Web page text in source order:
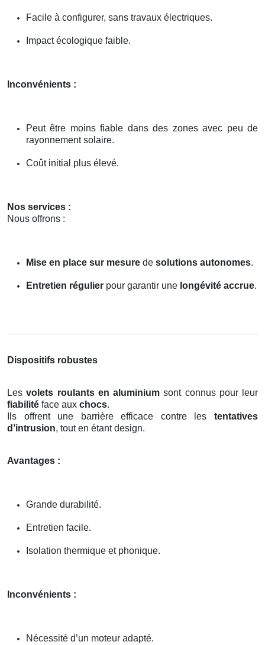
Facile à configurer, sans travaux électriques.
Impact écologique faible.
Inconvénients :
Peut être moins fiable dans des zones avec peu de
rayonnement solaire.
Coût initial plus élevé.
Nos services :
Nous offrons :
Mise en place sur mesure de solutions autonomes.
Entretien régulier pour garantir une longévité accrue.
Dispositifs robustes
Lesvolets roulants en aluminium sont connus pour leur
fiabilité face aux chocs.
Ils offrent une barrière efficace contre les tentatives
d’intrusion, tout en étant design.
Avantages :
Grande durabilité.
Entretien facile.
Isolation thermique et phonique.
Inconvénients :
Nécessité d’un moteur adapté.